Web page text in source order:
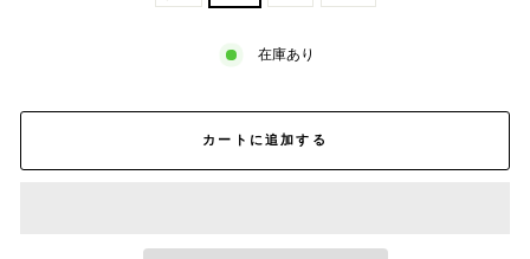
在庫あり
カートに追加する